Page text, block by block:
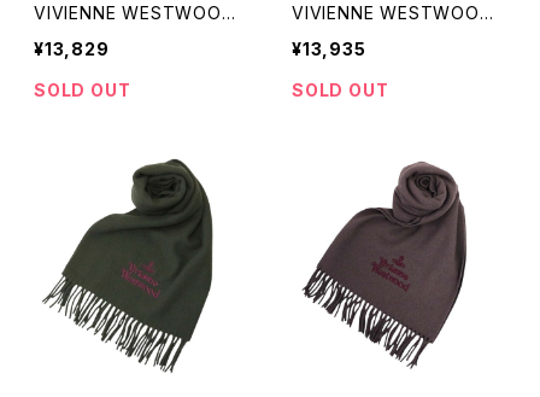
VIVIENNE WESTWOOD
マフラー 24-W00ZH-K40
5 レディース メンズ ビッグ
オーブロゴ ロイヤルブルー
¥13,829
SOLD OUT
VIVIENNE WESTWOOD
マフラー 25-W00Q7-K41
0 レディース メンズ ネイビ
ーブルー マフラー
¥13,935
SOLD OUT